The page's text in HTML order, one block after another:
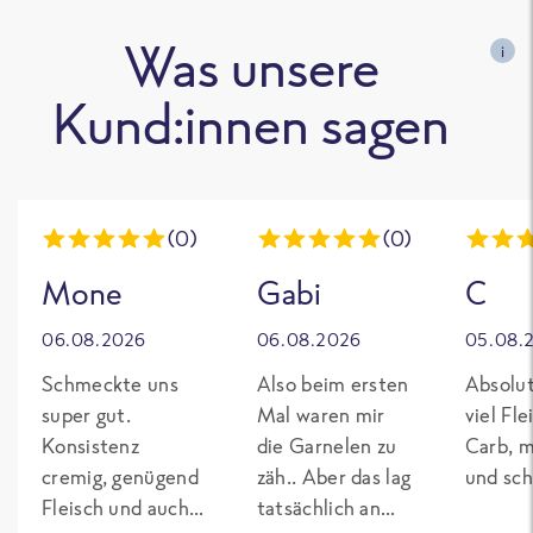
Was unsere
Kund:innen sagen
i
(0)
Mone
06.08.2026
Schmeckte uns
super gut.
Konsistenz
cremig, genügend
Fleisch und auch
(0)
Gabi
06.08.2026
Also beim ersten
Mal waren mir
die Garnelen zu
zäh.. Aber das lag
tatsächlich an
C
viel
Carb,
und